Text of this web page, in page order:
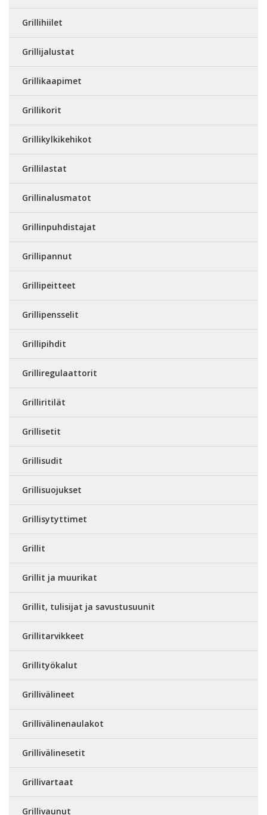
Grillihiilet
Grillijalustat
Grillikaapimet
Grillikorit
Grillikylkikehikot
Grillilastat
Grillinalusmatot
Grillinpuhdistajat
Grillipannut
Grillipeitteet
Grillipensselit
Grillipihdit
Grilliregulaattorit
Grilliritilät
Grillisetit
Grillisudit
Grillisuojukset
Grillisytyttimet
Grillit
Grillit ja muurikat
Grillit, tulisijat ja savustusuunit
Grillitarvikkeet
Grillityökalut
Grillivälineet
Grillivälinenaulakot
Grillivälinesetit
Grillivartaat
Grillivaunut